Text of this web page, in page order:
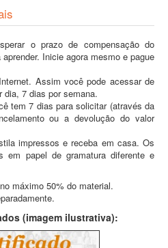
o prazo de compensação do
Inicie agora mesmo e pague
Assim você pode acessar de
dia, 7 dias por semana.
tem 7 dias para solicitar (através da
ou a devolução do valor
impressos e receba em casa. Os
em papel de gramatura diferente e
máximo 50% do material.
(imagem ilustrativa):